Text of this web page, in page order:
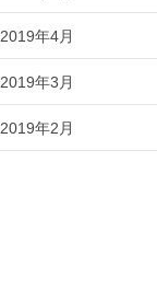
2019年4月
2019年3月
2019年2月